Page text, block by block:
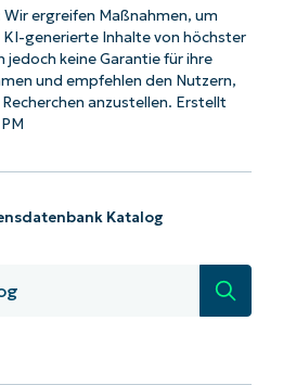
ergreifen Maßnahmen, um
KI-generierte Inhalte von höchster
jedoch keine Garantie für ihre
und empfehlen den Nutzern,
anzustellen. Erstellt
Katalog
Suche
Analysen!